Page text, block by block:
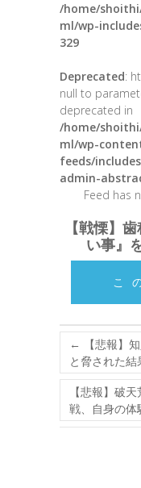
/home/
ml/wp-
329
Deprecated:
null to
deprecated in
/home/
ml/wp-
feeds/
admin-
Feed has
【戦慄】
い事』
こ
←
【悲報】
と脅された結
【悲報】破
戦、自身の体